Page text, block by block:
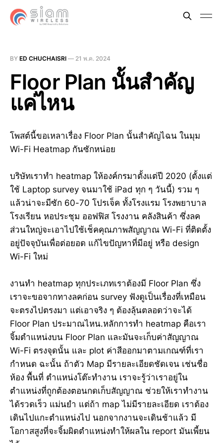
BY ED CHUCHAISRI — 21 พ.ค. 2024
Floor Plan นั้นสำคัญ
แค่ไหน
โพสต์นี้ขอเหลาเรื่อง Floor Plan นั้นสำคัญไฉน ในมุม
Wi-Fi Heatmap กันซักหน่อย
บริษัทเราทำ heatmap ให้องค์กรมาตั้งแต่ปี 2020 (ตั้งแต่
ใช้ Laptop survey จนมาใช้ iPad ทุก ๆ วันนี้) รวม ๆ
แล้วน่าจะมีซัก 60-70 โปรเจ็ค ทั้งโรงแรม โรงพยาบาล
โรงเรียน หอประชุม ออฟฟิส โรงงาน คลังสินค้า ซึ่งลค
ส่วนใหญ่จะเอาไปใช้เช็คคุณภาพสัญญาณ Wi-Fi ที่ติดตั้ง
อยู่ปัจจุบันเพื่อต่อยอด แก้ไขปัญหาที่มีอยู่ หรือ design
Wi-Fi ใหม่
งานทำ heatmap ทุกประเภทเราต้องมี Floor Plan ซึ่ง
เราจะขอจากทางลคก่อน survey ฟังดูเป็นเรื่องที่เหมือน
จะตรงไปตรงมา แต่เอาจริง ๆ ต้องลุ้นตลอดว่าจะได้
Floor Plan ประมาณไหน.หลักการทำ heatmap คือเรา
จิ้มตำแหน่งบน Floor Plan และมันจะเก็บค่าสัญญาณ
Wi-Fi ตรงจุดนั้น และ plot ค่าสีออกมาตามเกณฑ์ที่เรา
กำหนด ฉะนั้น ถ้าตัว Map มีรายละเอียดชัดเจน เช่นชื่อ
ห้อง พื้นที่ ตำแหน่งโต๊ะทำงาน เราจะรู้ว่าเราอยู่ใน
ตำแหน่งที่ถูกต้องตอนกดเก็บสัญญาณ ช่วยให้เราทำงาน
ได้รวดเร็ว แม่นยำ แต่ถ้า map ไม่มีรายละเอียด เราต้อง
เดินไปแกะตำแหน่งไป นอกจากงานจะเดินช้าแล้ว มี
โอกาสสูงที่จะจิ้มผิดตำแหน่งทำให้ผลใน report มันเพี้ยน